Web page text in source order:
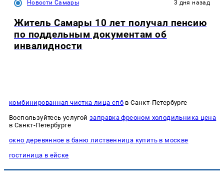
Новости Самары 3 дня назад
Житель Самары 10 лет получал пенсию
по поддельным документам об
инвалидности
комбинированная чистка лица спб в Санкт-Петербурге
Воспользуйтесь услугой заправка фреоном холодильника цена
в Санкт-Петербурге
окно деревянное в баню лиственница купить в москве
гостиница в ейске